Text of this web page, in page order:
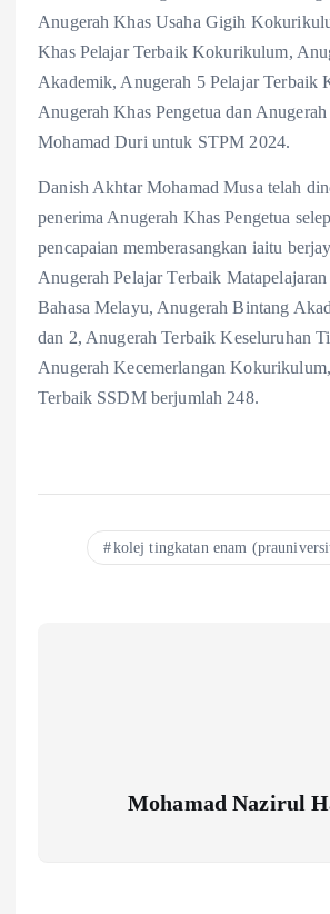
Anugerah Khas Usaha Gigih
Khas Pelajar Terbaik Kokurikulum,
Akademik, Anugerah 5 Pelajar Terbaik
Anugerah Khas Pengetua dan
Mohamad Duri untuk STPM 2024.
Danish Akhtar Mohamad Musa telah
penerima Anugerah Khas Pengetua
pencapaian memberasangkan iaitu
Anugerah Pelajar Terbaik
Bahasa Melayu, Anugerah Bintang
dan 2, Anugerah Terbaik Keseluruhan
Anugerah Kecemerlangan
Terbaik SSDM berjumlah 248.
kolej tingkatan enam
Mohamad Nazirul